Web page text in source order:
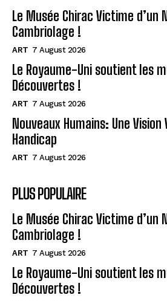
Le Musée Chirac Victime d’un
Cambriolage !
ART 7 August 2026
Le Royaume-Uni soutient les
Découvertes !
ART 7 August 2026
Nouveaux Humains: Une
Handicap
ART 7 August 2026
PLUS POPULAIRE
Le Musée Chirac Victime d’un
Cambriolage !
ART 7 August 2026
Le Royaume-Uni soutient les
Découvertes !